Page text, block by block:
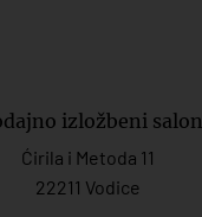
izložbeni salon
Ćirila i Metoda 11
22211 Vodice